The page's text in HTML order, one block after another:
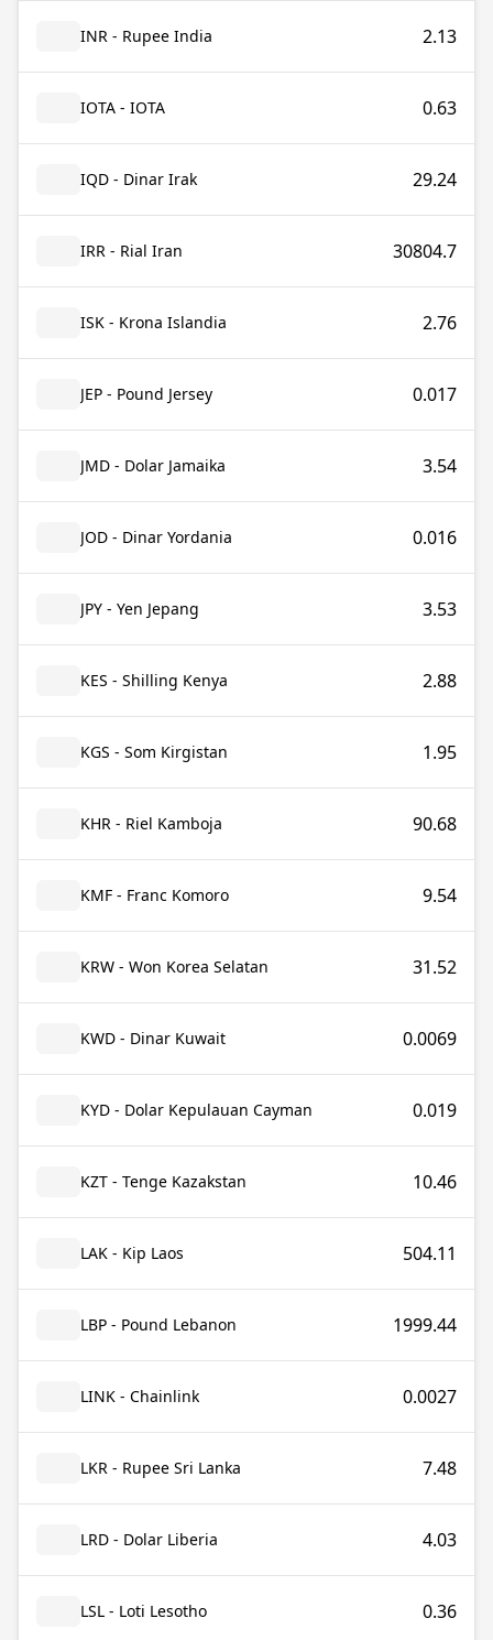
INR - Rupee India 2.13
IOTA - IOTA 0.63
IQD - Dinar Irak 29.24
IRR - Rial Iran 30804.7
ISK - Krona Islandia 2.76
JEP - Pound Jersey 0.017
JMD - Dolar Jamaika 3.54
JOD - Dinar Yordania 0.016
JPY - Yen Jepang 3.53
KES - Shilling Kenya 2.88
KGS - Som Kirgistan 1.95
KHR - Riel Kamboja 90.68
KMF - Franc Komoro 9.54
KRW - Won Korea Selatan 31.52
KWD - Dinar Kuwait 0.0069
KYD - Dolar Kepulauan Cayman 0.019
KZT - Tenge Kazakstan 10.46
LAK - Kip Laos 504.11
LBP - Pound Lebanon 1999.44
LINK - Chainlink 0.0027
LKR - Rupee Sri Lanka 7.48
LRD - Dolar Liberia 4.03
LSL - Loti Lesotho 0.36